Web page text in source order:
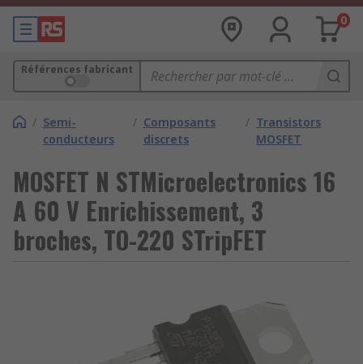
0
Références fabricant
/ Semi-
conducteurs
/ Composants
discrets
/ Transistors
MOSFET
MOSFET N STMicroelectronics 16
A 60 V Enrichissement, 3
broches, TO-220 STripFET